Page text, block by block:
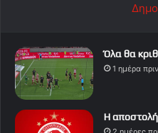
Όλα θα
1 ημέρα πριν
Η